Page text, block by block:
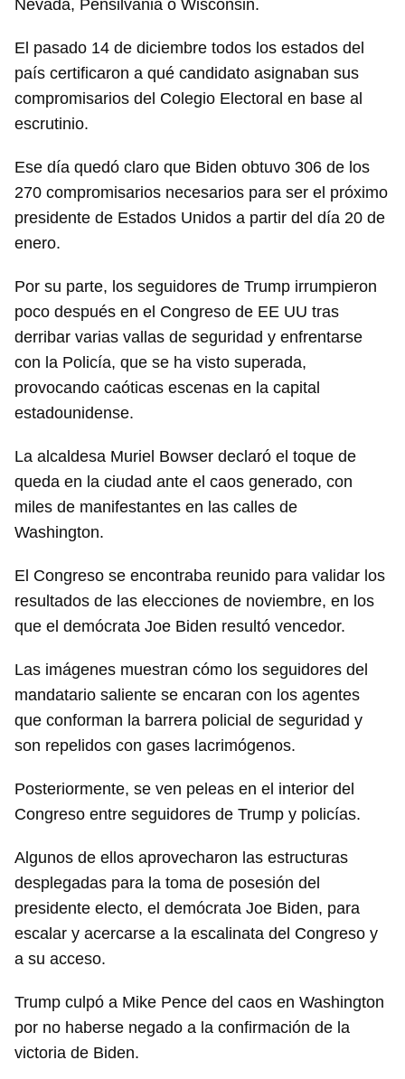
Nevada, Pensilvania o Wisconsin.
El pasado 14 de diciembre todos los estados del
país certificaron a qué candidato asignaban sus
compromisarios del Colegio Electoral en base al
escrutinio.
Ese día quedó claro que Biden obtuvo 306 de los
270 compromisarios necesarios para ser el próximo
presidente de Estados Unidos a partir del día 20 de
enero.
Por su parte, los seguidores de Trump irrumpieron
poco después en el Congreso de EE UU tras
derribar varias vallas de seguridad y enfrentarse
con la Policía, que se ha visto superada,
provocando caóticas escenas en la capital
estadounidense.
La alcaldesa Muriel Bowser declaró el toque de
queda en la ciudad ante el caos generado, con
miles de manifestantes en las calles de
Washington.
El Congreso se encontraba reunido para validar los
resultados de las elecciones de noviembre, en los
que el demócrata Joe Biden resultó vencedor.
Las imágenes muestran cómo los seguidores del
mandatario saliente se encaran con los agentes
que conforman la barrera policial de seguridad y
son repelidos con gases lacrimógenos.
Posteriormente, se ven peleas en el interior del
Congreso entre seguidores de Trump y policías.
Algunos de ellos aprovecharon las estructuras
desplegadas para la toma de posesión del
presidente electo, el demócrata Joe Biden, para
escalar y acercarse a la escalinata del Congreso y
a su acceso.
Trump culpó a Mike Pence del caos en Washington
por no haberse negado a la confirmación de la
victoria de Biden.